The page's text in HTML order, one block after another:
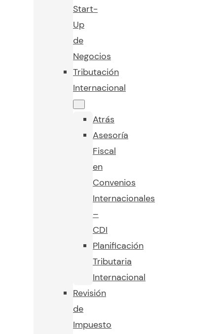
Start-
Up
de
Negocios
Tributación
Internacional
Atrás
Asesoría
Fiscal
en
Convenios
Internacionales
–
CDI
Planificación
Tributaria
Internacional
Revisión
de
Impuesto